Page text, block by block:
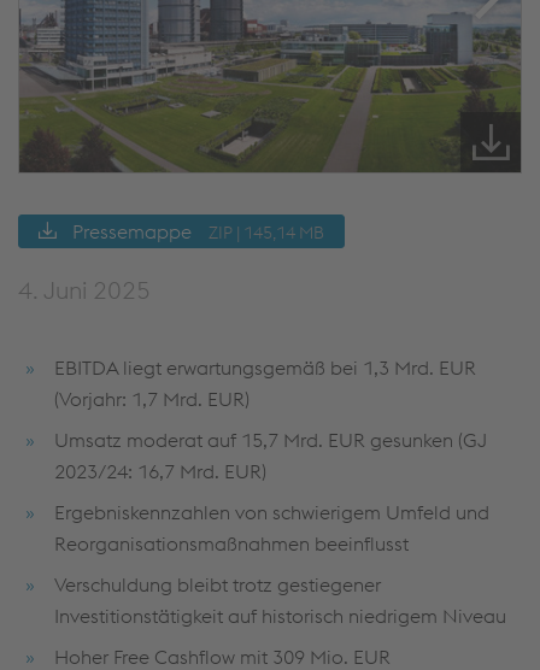
Pressemappe ZIP | 145,14 MB
4. Juni 2025
EBITDA liegt erwartungsgemäß bei 1,3 Mrd. EUR
(Vorjahr: 1,7 Mrd. EUR)
Umsatz moderat auf 15,7 Mrd. EUR gesunken (GJ
2023/24: 16,7 Mrd. EUR)
Ergebniskennzahlen von schwierigem Umfeld und
Reorganisationsmaßnahmen beeinflusst
Verschuldung bleibt trotz gestiegener
Investitionstätigkeit auf historisch niedrigem Niveau
Hoher Free Cashflow mit 309 Mio. EUR